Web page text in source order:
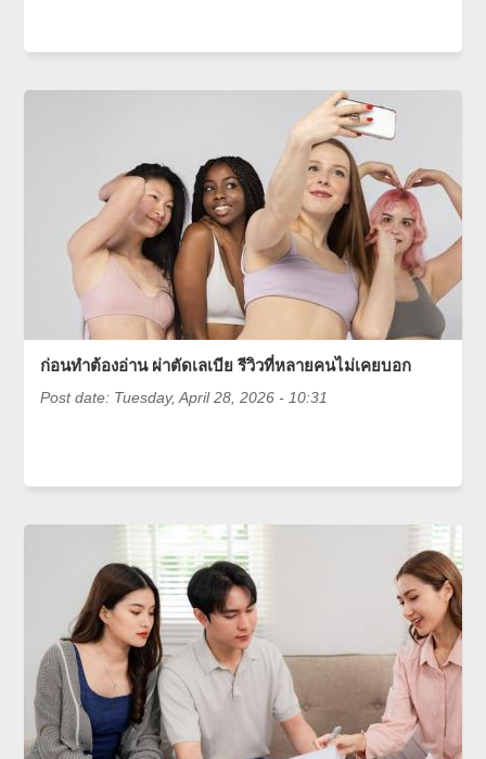
ก่อนทำต้องอ่าน ผ่าตัดเลเบีย รีวิวที่หลายคนไม่เคยบอก
Post date: Tuesday, April 28, 2026 - 10:31